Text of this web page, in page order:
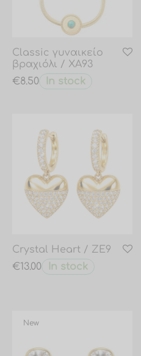
Classic γυναικείο
βραχιόλι / XA93
€8.50 In stock
Crystal Heart / ZE9
€13.00 In stock
New